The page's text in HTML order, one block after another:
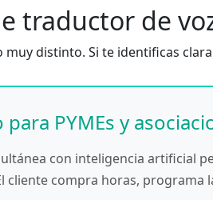
traductor de
muy distinto. Si te identificas
PYMEs y
con inteligencia artificial
cliente compra horas, programa